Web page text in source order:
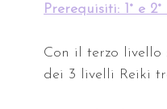
Prerequisiti: 1° e
Con il terzo
dei 3 livelli Reiki